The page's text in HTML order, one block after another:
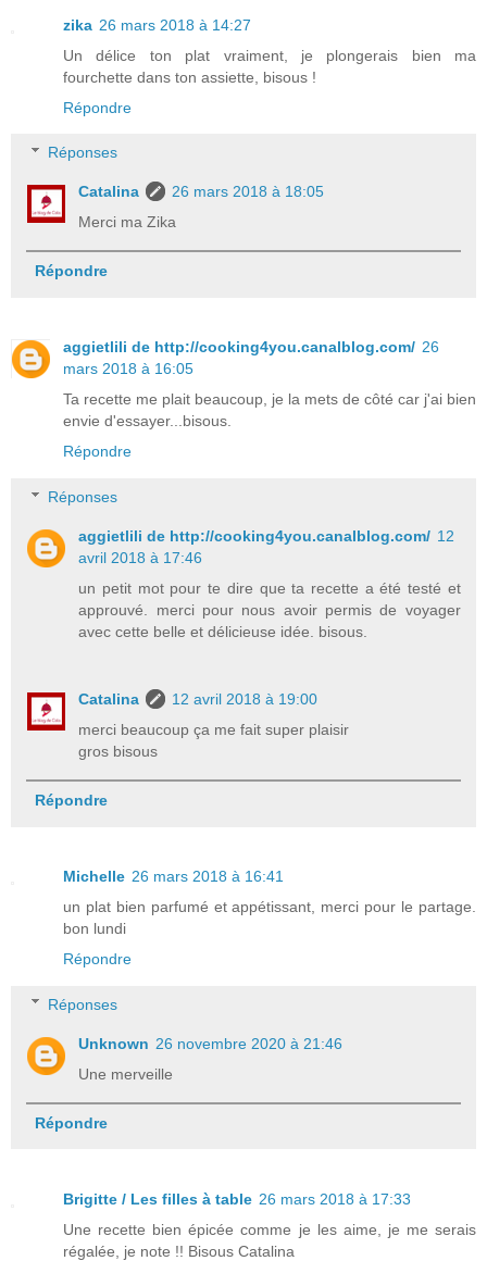
zika 26 mars 2018 à 14:27
Un délice ton plat vraiment, je plongerais bien ma
fourchette dans ton assiette, bisous !
Répondre
Réponses
Catalina
26 mars 2018 à 18:05
Merci ma Zika
Répondre
aggietlili de http://cooking4you.canalblog.com/ 26
mars 2018 à 16:05
Ta recette me plait beaucoup, je la mets de côté car j'ai bien
envie d'essayer...bisous.
Répondre
Réponses
aggietlili de http://cooking4you.canalblog.com/ 12
avril 2018 à 17:46
un petit mot pour te dire que ta recette a été testé et
approuvé. merci pour nous avoir permis de voyager
avec cette belle et délicieuse idée. bisous.
Catalina
12 avril 2018 à 19:00
merci beaucoup ça me fait super plaisir
gros bisous
Répondre
Michelle 26 mars 2018 à 16:41
un plat bien parfumé et appétissant, merci pour le partage.
bon lundi
Répondre
Réponses
Unknown 26 novembre 2020 à 21:46
Une merveille
Répondre
Brigitte / Les filles à table 26 mars 2018 à 17:33
Une recette bien épicée comme je les aime, je me serais
régalée, je note !! Bisous Catalina